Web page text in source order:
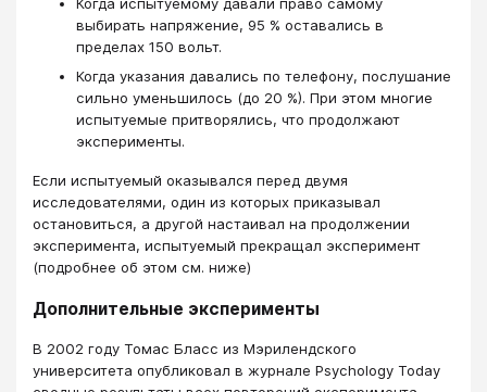
выбирать напряжение, 95 % оставались в
пределах 150 вольт.
Когда указания давались по телефону, послушание
сильно уменьшилось (до 20 %). При этом многие
испытуемые притворялись, что продолжают
эксперименты.
Если испытуемый оказывался перед двумя
исследователями, один из которых приказывал
остановиться, а другой настаивал на продолжении
эксперимента, испытуемый прекращал эксперимент
(подробнее об этом см. ниже)
Дополнительные эксперименты
В 2002 году Томас Бласс из Мэрилендского
университета опубликовал в журнале Psychology Today